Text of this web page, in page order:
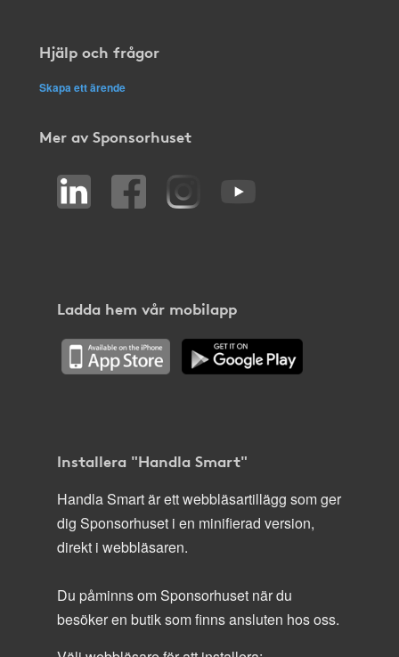
Hjälp och frågor
Skapa ett ärende
Mer av Sponsorhuset
Ladda hem vår mobilapp
Installera "Handla Smart"
Handla Smart är ett webbläsartillägg som ger
dig Sponsorhuset i en minifierad version,
direkt i webbläsaren.
Du påminns om Sponsorhuset när du
besöker en butik som finns ansluten hos oss.